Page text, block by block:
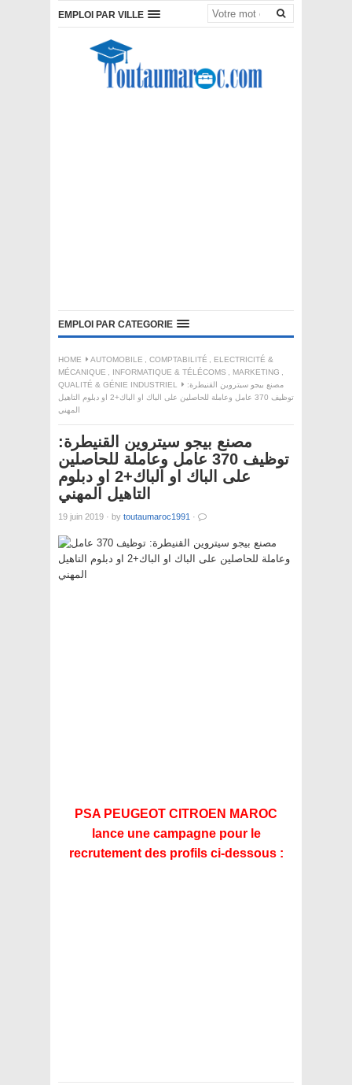
EMPLOI PAR VILLE
EMPLOI PAR CATEGORIE
HOME AUTOMOBILE , COMPTABILITÉ , ELECTRICITÉ &
MÉCANIQUE , INFORMATIQUE & TÉLÉCOMS , MARKETING ,
QUALITÉ & GÉNIE INDUSTRIEL
مصنع بيجو سيتروين القنيطرة:
توظيف 370 عامل وعاملة للحاصلين على الباك او الباك+2 او دبلوم التاهيل
المهني
مصنع بيجو سيتروين القنيطرة:
توظيف 370 عامل وعاملة للحاصلين
على الباك او الباك+2 او دبلوم
التاهيل المهني
19 juin 2019 · by toutaumaroc1991 ·
PSA PEUGEOT CITROEN MAROC
lance une campagne pour le
recrutement des profils ci-dessous :